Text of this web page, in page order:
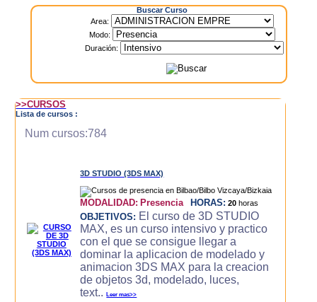
Buscar Curso
Area:
Modo:
Duración:
>>CURSOS
Lista de cursos :
Num cursos:784
3D STUDIO (3DS MAX)
MODALIDAD: Presencia HORAS: 20 horas
OBJETIVOS: El curso de 3D STUDIO
MAX, es un curso intensivo y practico
con el que se consigue llegar a
dominar la aplicacion de modelado y
animacion 3DS MAX para la creacion
de objetos 3d, modelado, luces,
text..Leer mas>>